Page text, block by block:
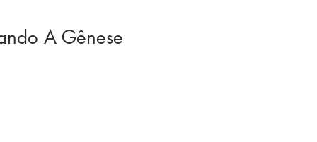
A Gênese